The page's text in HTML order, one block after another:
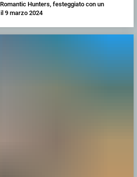
Hunters, festeggiato con un
9 marzo 2024